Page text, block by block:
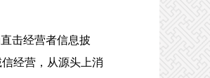
击经营者信息披
经营，从源头上消